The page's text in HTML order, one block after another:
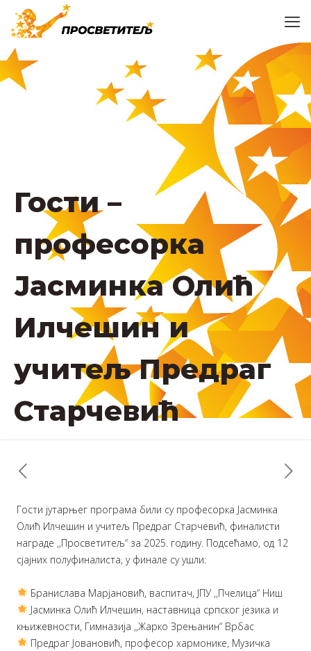
Гости –
професорка
Јасминка Олић
Илчешин и
учитељ Предраг
Старчевић
Гости јутарњег програма били су професорка Јасминка
Олић Илчешин и учитељ Предраг Старчевић, финалисти
награде ,,Просветитељ“ за 2025. годину. Подсећамо, од 12
сјајних полуфиналиста, у финале су ушли:
Бранислава Марјановић, васпитач, ЈПУ ,,Пчелица“ Ниш
Јасминка Олић Илчешин, наставница српског језика и
књижевности, Гимназија ,,Жарко Зрењанин“ Врбас
Предраг Јовановић, професор хармонике, Музичка